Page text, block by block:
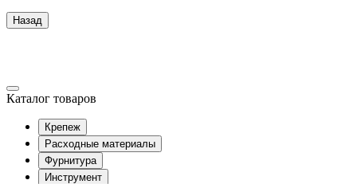
Назад
Каталог товаров
Крепеж
Расходные материалы
Фурнитура
Инструмент